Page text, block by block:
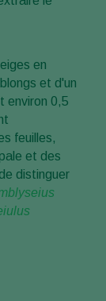
en
et d'un
environ 0,5
feuilles,
et des
distinguer